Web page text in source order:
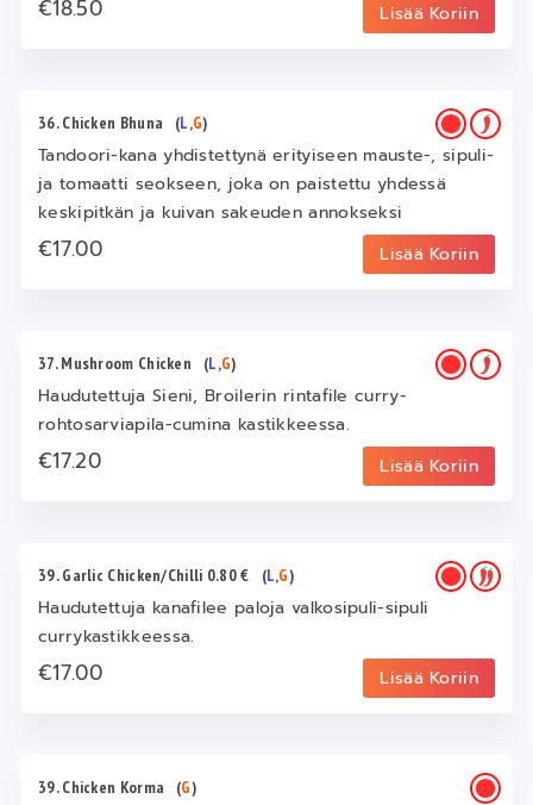
€18.50 Lisää Koriin
36. Chicken Bhuna (L,G)
Tandoori-kana yhdistettynä erityiseen mauste-, sipuli-
ja tomaatti seokseen, joka on paistettu yhdessä
keskipitkän ja kuivan sakeuden annokseksi
€17.00 Lisää Koriin
37. Mushroom Chicken (L,G)
Haudutettuja Sieni, Broilerin rintafile curry-
rohtosarviapila-cumina kastikkeessa.
€17.20 Lisää Koriin
39. Garlic Chicken/Chilli 0.80 € (L,G)
Haudutettuja kanafilee paloja valkosipuli-sipuli
currykastikkeessa.
€17.00 Lisää Koriin
39. Chicken Korma (G)